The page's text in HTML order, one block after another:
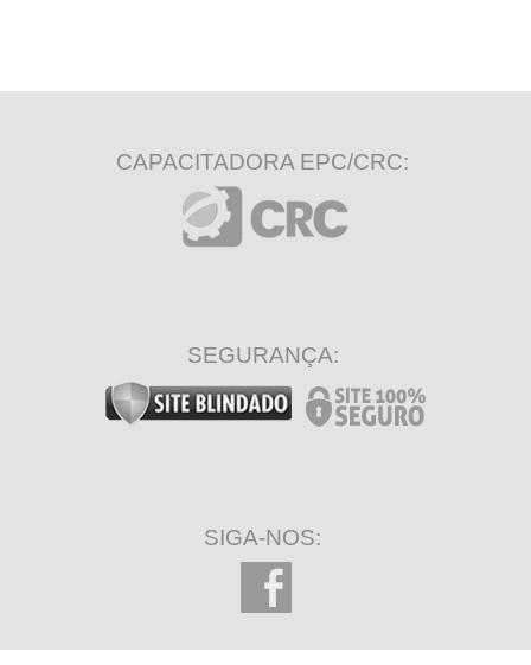
CAPACITADORA EPC/CRC:
SEGURANÇA:
SIGA-NOS: